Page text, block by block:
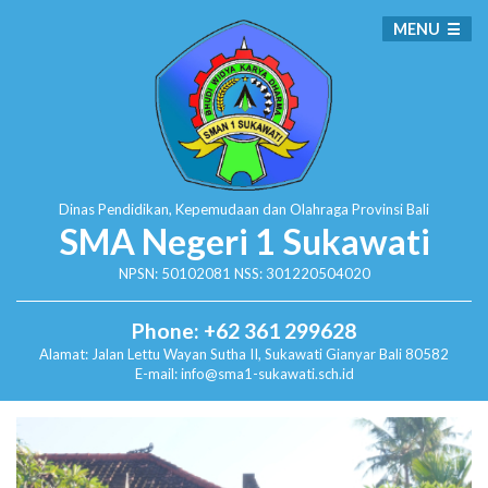
Dinas Pendidikan, Kepemudaan dan Olahraga Provinsi Bali
SMA Negeri 1 Sukawati
NPSN: 50102081 NSS: 301220504020
Phone: +62 361 299628
Alamat: Jalan Lettu Wayan Sutha II, SukawatiGianyar Bali 80582
E-mail: info@sma1-sukawati.sch.id
MENU